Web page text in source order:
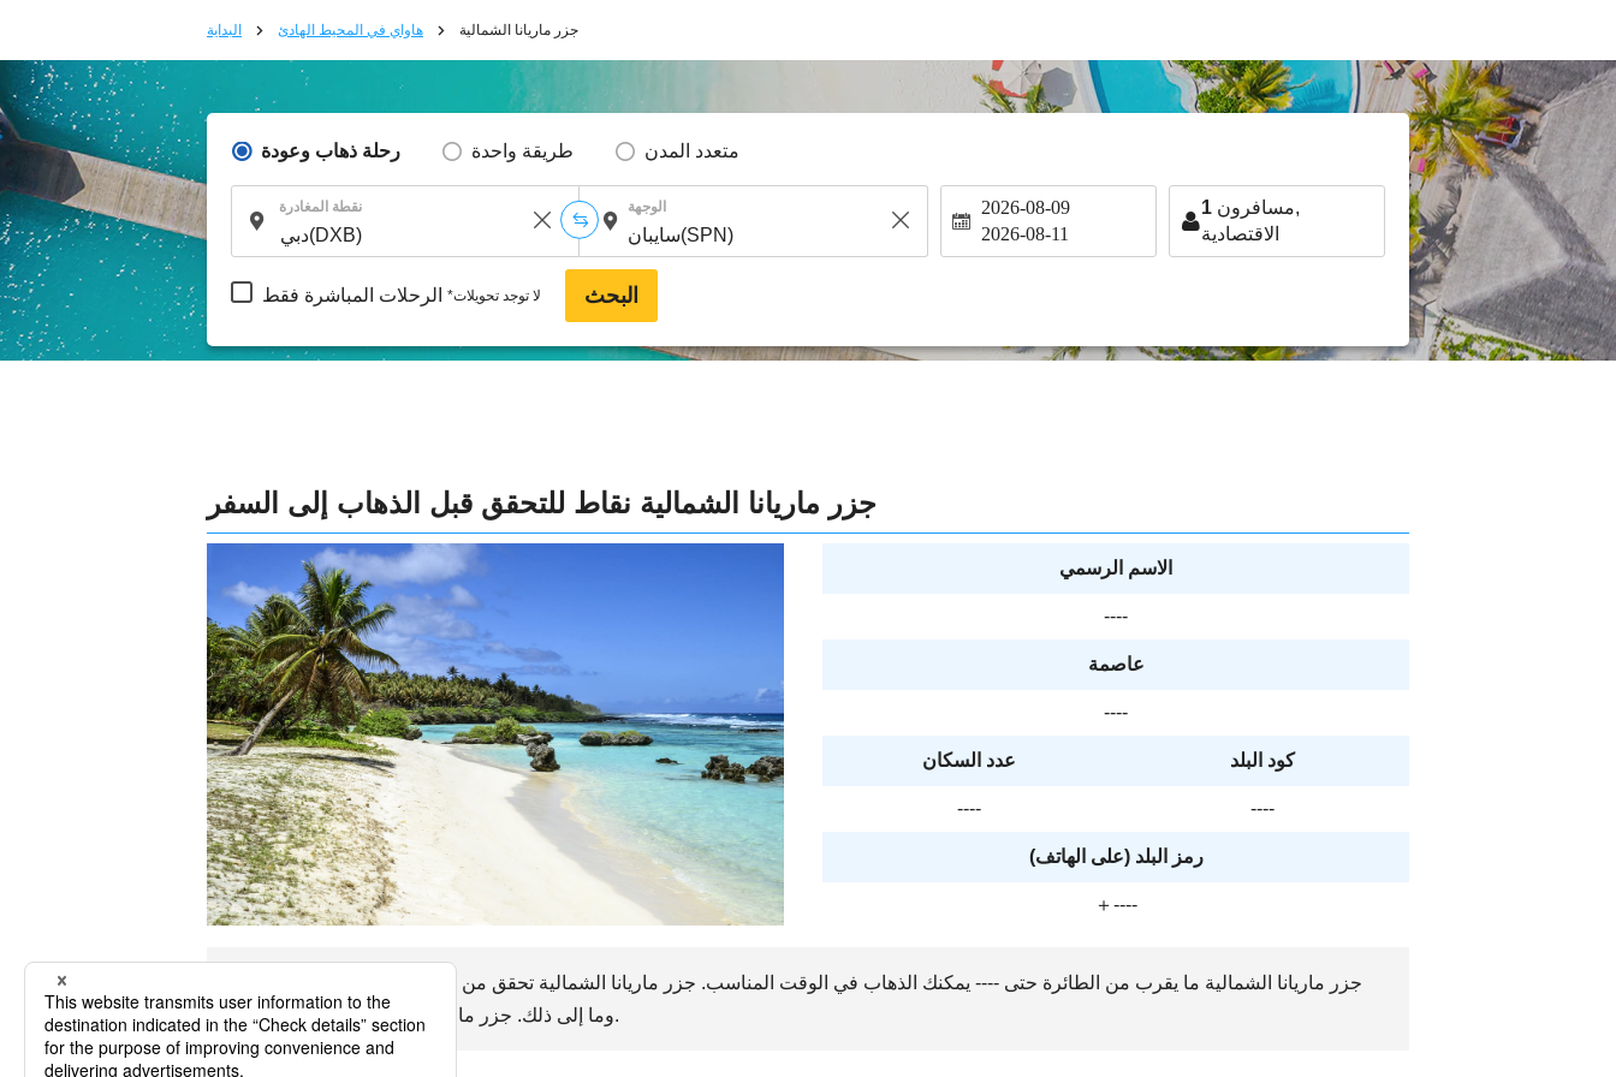
البداية هاواي في المحيط الهادئ جزر ماريانا الشمالية
رحلة ذهاب وعودة طريقة واحدة متعدد المدن
نقطة المغادرة الوجهة 2026-08-09
2026-08-11
1
مسافرون,
الاقتصادية
الرحلات المباشرة فقط *لا توجد تحويلات البحث
جزر ماريانا الشمالية نقاط للتحقق قبل الذهاب إلى السفر
الاسم الرسمي
----
عاصمة
----
عدد السكان كود البلد
---- ----
رمز البلد (على الهاتف)
＋----
جزر ماريانا الشمالية ما يقرب من الطائرة حتى ---- يمكنك الذهاب في الوقت المناسب. جزر ماريانا الشمالية تحقق من المناخ والعملة والدين والأخلاق
وما إلى ذلك. جزر ماريانا الشمالية لنستمتع بالرحلة.